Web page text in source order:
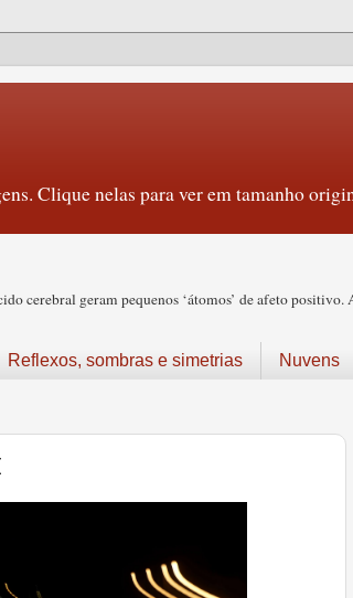
Clique nelas para ver em tamanho
cerebral geram pequenos ‘átomos’ de afeto positivo.
Reflexos, sombras e simetrias Nuvens